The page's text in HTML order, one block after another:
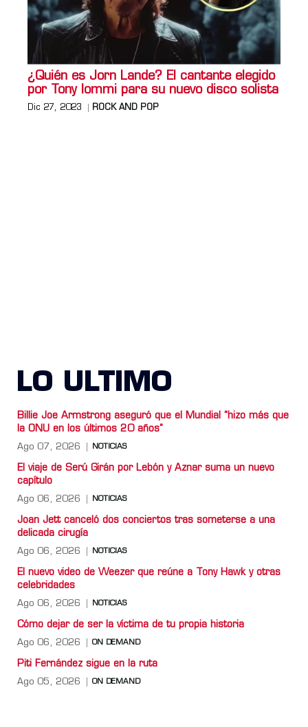
¿Quién es Jorn Lande? El cantante elegido
por Tony Iommi para su nuevo disco solista
Dic 27, 2023 ROCK AND POP
LO ULTIMO
Billie Joe Armstrong aseguró que el Mundial “hizo más que
la ONU en los últimos 20 años”
Ago 07, 2026 NOTICIAS
El viaje de Serú Girán por Lebón y Aznar suma un nuevo
capítulo
Ago 06, 2026 NOTICIAS
Joan Jett canceló dos conciertos tras someterse a una
delicada cirugía
Ago 06, 2026 NOTICIAS
El nuevo video de Weezer que reúne a Tony Hawk y otras
celebridades
Ago 06, 2026 NOTICIAS
Cómo dejar de ser la víctima de tu propia historia
Ago 06, 2026 ON DEMAND
Piti Fernández sigue en la ruta
Ago 05, 2026 ON DEMAND